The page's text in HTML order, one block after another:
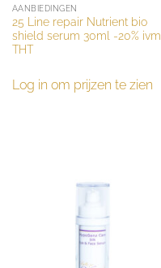
AANBIEDINGEN
25 Line repair Nutrient bio
shield serum 30ml -20% ivm
THT
Log in om prijzen te zien